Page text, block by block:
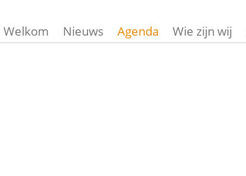
Welkom Nieuws Agenda Wie zijn wij